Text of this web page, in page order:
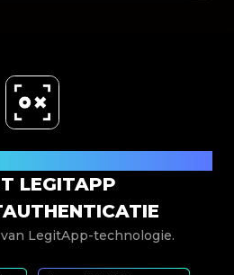
LEGITAPP
LegitApp-technologie.